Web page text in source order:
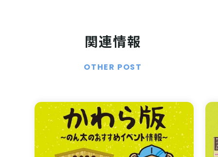
関連情報
OTHER POST